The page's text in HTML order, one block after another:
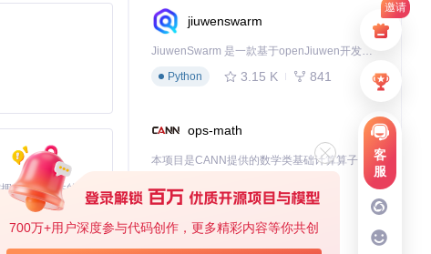
邀请
客
服
700万+用户深度参与代码创作，更多精彩内容等你共创
基于Python的Xiaozhi AI，适用于想要完整Xiaozhi体验而无需拥有专用硬件的用户。
jiuwenswarm
JiuwenSwarm 是一款基于openJiuwen开发的智能AI Agent，它能够将大语言模型的强大能力，通过你日常使用的各类通讯应用，直接延伸至你的指尖。
Python
3.15 K 841
ops-math
C++
deveco-code